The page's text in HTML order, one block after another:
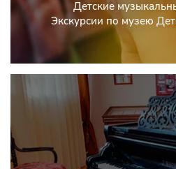
Детские
Экскурсии по музею